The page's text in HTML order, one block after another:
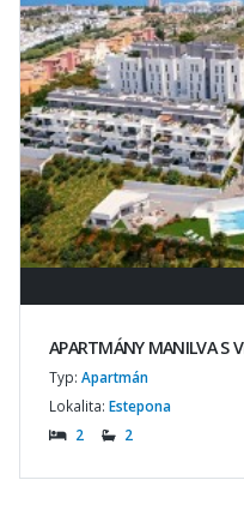
APARTMÁNY MANILVA S
Typ: Apartmán
Lokalita: Estepona
2
2